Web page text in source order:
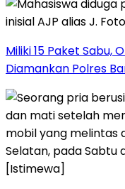
Miliki 15 Paket Sabu,
Diamankan Polres